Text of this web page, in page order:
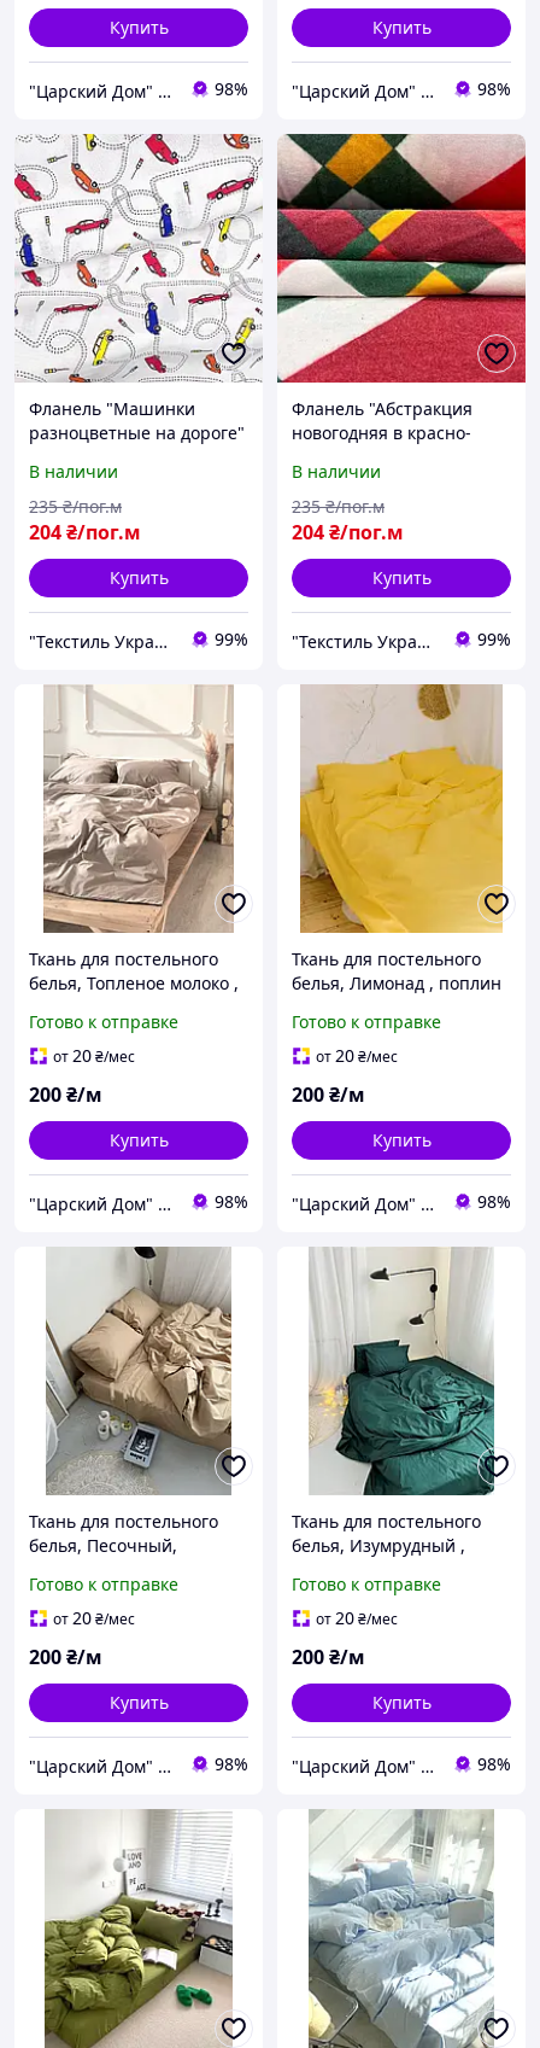
Купить
"Царский Дом" - производитель постельного белья из натуральных тканей 98%
Купить
"Царский Дом" - производитель постельного белья из натуральных тканей 98%
Фланель "Машинки
разноцветные на дороге"
В наличии
204₴/пог.м
235 ₴/пог.м
Купить
"Текстиль Украина" интернет-магазин детских тканей 99%
Фланель "Абстракция
новогодняя в красно-
В наличии
204₴/пог.м
235 ₴/пог.м
Купить
"Текстиль Украина" интернет-магазин детских тканей 99%
Ткань для постельного
белья, Топленое молоко ,
Турция № 7
Готово к отправке
от20₴/мес
200₴/м
Купить
"Царский Дом" - производитель постельного белья из натуральных тканей 98%
Ткань для постельного
белья, Лимонад , поплин
Готово к отправке
от20₴/мес
200₴/м
Купить
"Царский Дом" - производитель постельного белья из натуральных тканей 98%
Ткань для постельного
белья, Песочный,
Турция №6
Готово к отправке
от20₴/мес
200₴/м
Купить
"Царский Дом" - производитель постельного белья из натуральных тканей 98%
Ткань для постельного
белья, Изумрудный ,
Турция №91
Готово к отправке
от20₴/мес
200₴/м
Купить
"Царский Дом" - производитель постельного белья из натуральных тканей 98%